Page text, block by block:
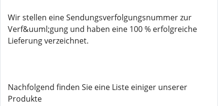
Wir stellen eine Sendungsverfolgungsnummer zur
Verf&uuml;gung und haben eine 100 % erfolgreiche
Lieferung verzeichnet.
Nachfolgend finden Sie eine Liste einiger unserer
Produkte